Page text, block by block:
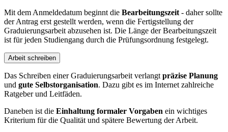
Mit dem Anmeldedatum beginnt die Bearbeitungszeit - daher sollte
der Antrag erst gestellt werden, wenn die Fertigstellung der
Graduierungsarbeit abzusehen ist. Die Länge der Bearbeitungszeit
ist für jeden Studiengang durch die Prüfungsordnung festgelegt.
Arbeit schreiben
Das Schreiben einer Graduierungsarbeit verlangt präzise Planung
und gute Selbstorganisation. Dazu gibt es im Internet zahlreiche
Ratgeber und Leitfäden.
Daneben ist die Einhaltung formaler Vorgaben ein wichtiges
Kriterium für die Qualität und spätere Bewertung der Arbeit.